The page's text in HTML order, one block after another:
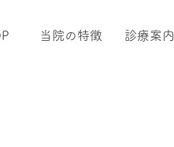
当院の特徴 診療案内